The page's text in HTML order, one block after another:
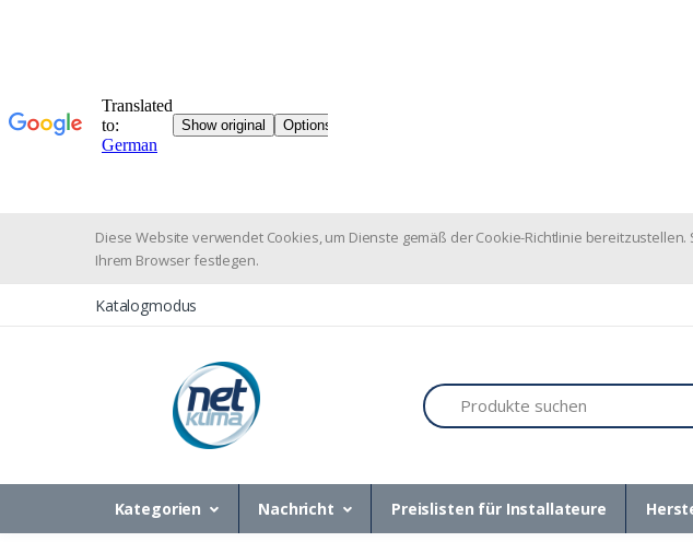
Diese Website verwendet Cookies, um Dienste gemäß der Cookie-Richtlinie
Ihrem Browser festlegen.
Katalogmodus
Suchen
Kategorien Nachricht Preislisten für Installateure